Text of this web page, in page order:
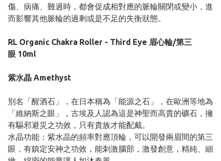
傷、病痛、難過時，都會促成相對應的脈輪關閉或變小，進
而影響其他脈輪的過剩或是不足的失衡狀態。
RL Organic Chakra Roller - Third Eye 眉心輪/第三
眼 10ml
紫水晶 Amethyst
別名「醒酒石」，在日本稱為「能源之石」，在歐洲等地為
「維納斯之眼」，古埃及人認為這是神聖而高貴的礦石，擁
有驅邪避災之功效，只有貴族才能配戴。
水晶功能：紫水晶的頻率對應頂輪，可以開發兩眉間的第三
眼，有鎮定安神之功效，能刺激腦部，激發創意，精純、細